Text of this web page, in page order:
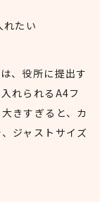
たい
、役所に提出す
れられるA4フ
きすぎると、カ
ジャストサイズ